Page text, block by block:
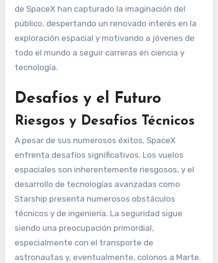
de SpaceX han capturado la imaginación del
público, despertando un renovado interés en la
exploración espacial y motivando a jóvenes de
todo el mundo a seguir carreras en ciencia y
tecnología.
Desafíos y el Futuro
Riesgos y Desafíos Técnicos
A pesar de sus numerosos éxitos, SpaceX
enfrenta desafíos significativos. Los vuelos
espaciales son inherentemente riesgosos, y el
desarrollo de tecnologías avanzadas como
Starship presenta numerosos obstáculos
técnicos y de ingeniería. La seguridad sigue
siendo una preocupación primordial,
especialmente con el transporte de
astronautas y, eventualmente, colonos a Marte.